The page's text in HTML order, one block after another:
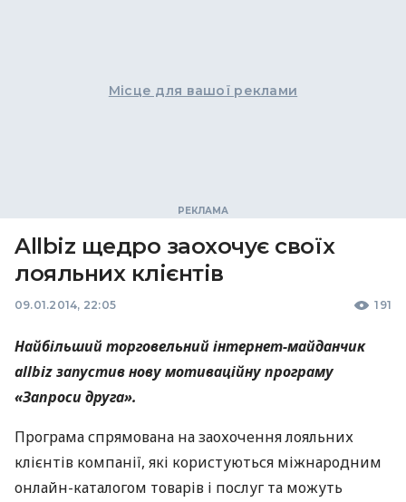
Місце для вашої реклами
Allbiz щедро заохочує своїх
лояльних клієнтів
09.01.2014, 22:05 191
Найбільший торговельний інтернет-майданчик
allbizзапустив нову мотиваційну програму
«Запроси друга».
Програма спрямована на заохочення лояльних
клієнтів компанії, які користуються міжнародним
онлайн-каталогом товарів і послуг та можуть